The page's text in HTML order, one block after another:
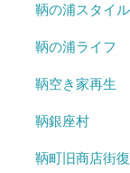
鞆の浦スタイル
鞆の浦ライフ
鞆空き家再生
鞆銀座村
鞆町旧商店街